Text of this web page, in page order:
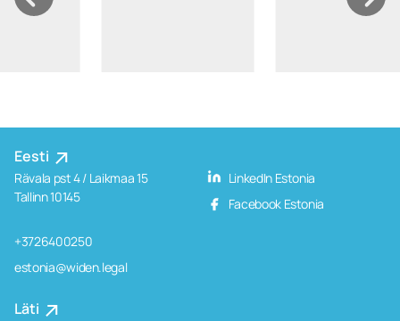
Eesti
Rävala pst 4 / Laikmaa 15
Tallinn 10145
+3726400250
estonia@widen.legal
LinkedIn Estonia
Facebook Estonia
Läti